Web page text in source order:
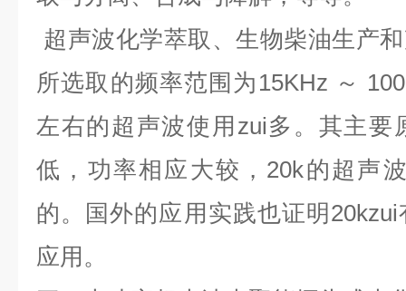
超声波化学萃取、生物柴油生产
所选取的频率范围为 15KHz ～
左右的超声波使用zui多。其主要
低，功率相应大较，20k的超声
的。国外的应用实践也证明 20kzui
应用。